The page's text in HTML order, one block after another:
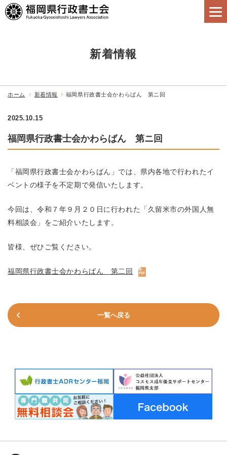
新着情報
ホーム 新着情報 福岡県行政書士会かわらばん 第ニ回
2025.10.15
福岡県行政書士会かわらばん 第ニ回
「福岡県行政書士会かわらばん」では、県内各地で行われたイ
ベントの様子を不定期で発信いたします。
今回は、令和７年９月２０日に行われた「久留米市の外国人無
料相談会」をご紹介いたします。
皆様、ぜひご覧ください。
福岡県行政書士会かわらばん 第二回
一覧へ戻る